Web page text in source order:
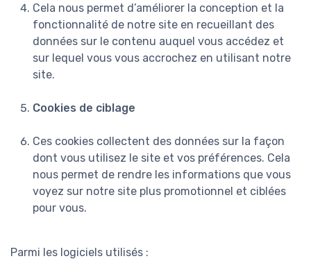
Cela nous permet d’améliorer la conception et la
fonctionnalité de notre site en recueillant des
données sur le contenu auquel vous accédez et
sur lequel vous vous accrochez en utilisant notre
site.
Cookies de ciblage
Ces cookies collectent des données sur la façon
dont vous utilisez le site et vos préférences. Cela
nous permet de rendre les informations que vous
voyez sur notre site plus promotionnel et ciblées
pour vous.
Parmi les logiciels utilisés :